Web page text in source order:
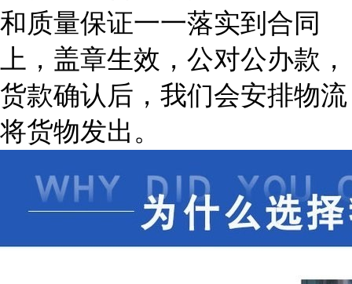
和质量保证一一落实到合同
上，盖章生效，公对公办款，
货款确认后，我们会安排物流
将货物发出。